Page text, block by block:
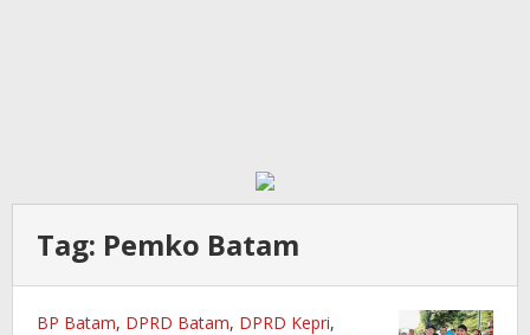
Tag: Pemko Batam
BP Batam, DPRD Batam, DPRD Kepri,